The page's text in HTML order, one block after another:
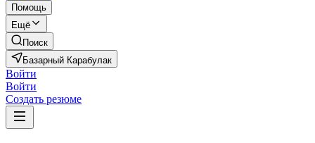
Помощь
Ещё
Поиск
Базарный Карабулак
Войти
Войти
Создать резюме